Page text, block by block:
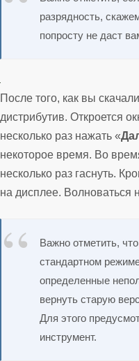
разрядность,
попросту не даст
После того, как вы
дистрибутив. Откроется
несколько раз нажать «
некоторое время. Во
несколько раз гаснуть.
на дисплее. Волноваться
Важно отметить,
стандартном
определенные
вернуть старую
Для этого
инструмент.